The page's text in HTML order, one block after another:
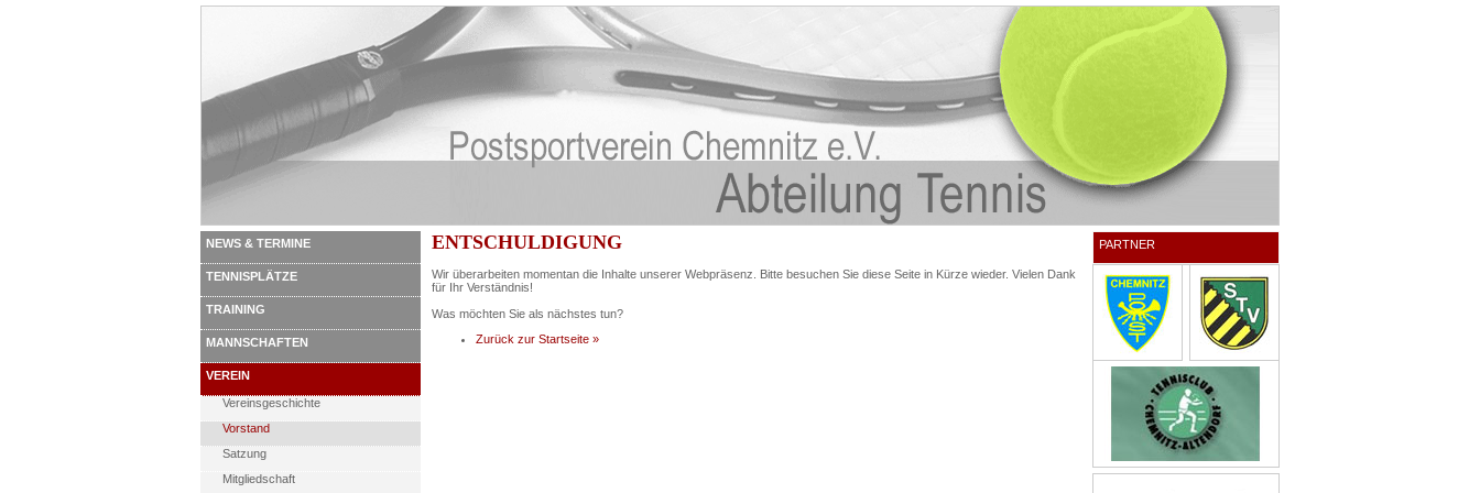
NEWS & TERMINE
TENNISPLÄTZE
TRAINING
MANNSCHAFTEN
VEREIN
Vereinsgeschichte
Vorstand
Satzung
Mitgliedschaft
ENTSCHULDIGUNG
Wir überarbeiten momentan die Inhalte unserer Webpräsenz. Bitte besuchen Sie diese Seite in Kürze wieder. Vielen Dank
für Ihr Verständnis!
Was möchten Sie als nächstes tun?
Zurück zur Startseite »
PARTNER